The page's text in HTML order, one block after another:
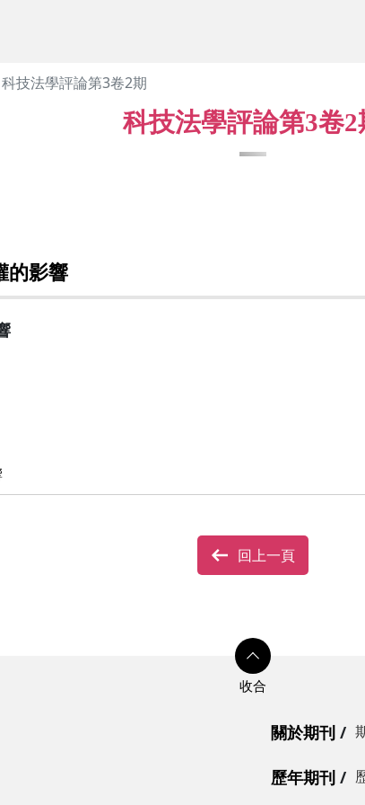
科技法學評論第3卷2期
科技法學評論第3卷2
的影響
回上一頁
關於期刊
歷年期刊